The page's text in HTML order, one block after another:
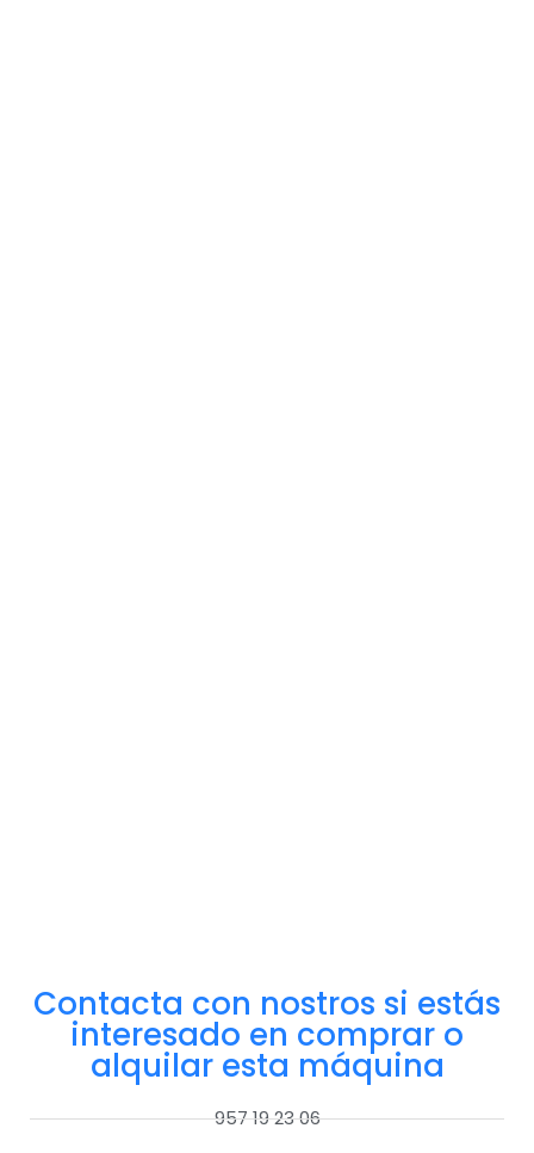
Contacta con nostros si estás
interesado en comprar o
alquilar esta máquina
957 19 23 06